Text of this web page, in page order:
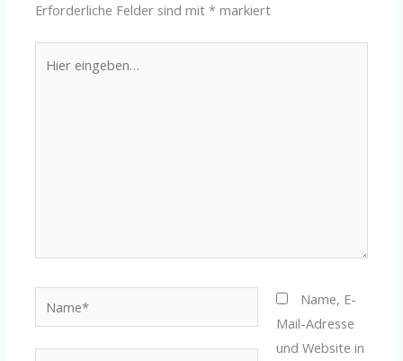
Erforderliche Felder sind mit* markiert
eingeben…
Name, E-
Mail-Adresse
und Website in